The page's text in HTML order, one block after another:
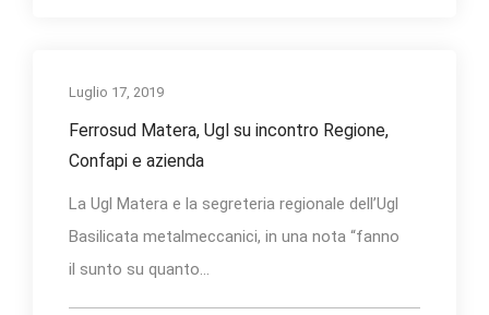
Luglio 17, 2019
Ferrosud Matera, Ugl su incontro Regione,
Confapi e azienda
La Ugl Matera e la segreteria regionale dell’Ugl
Basilicata metalmeccanici, in una nota “fanno
il sunto su quanto...